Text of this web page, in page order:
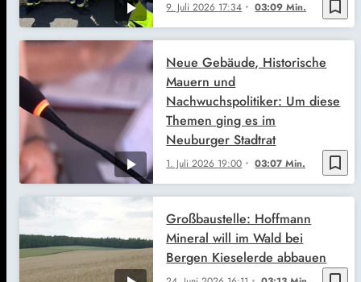
bookmark_border
9. Juli 2026 17:34 03:09 Min.
bookmark_border
1. Juli 2026 19:00 03:07 Min.
Neue Gebäude, Historische
Mauern und
Nachwuchspolitiker: Um diese
Themen ging es im
Neuburger Stadtrat
Großbaustelle: Hoffmann
Mineral will im Wald bei
Bergen Kieselerde abbauen